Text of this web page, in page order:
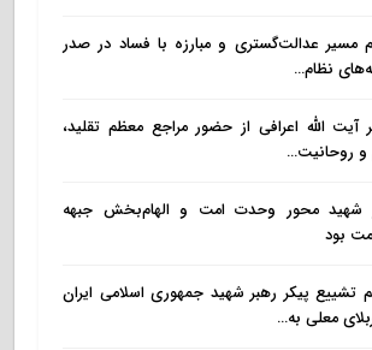
مسیر عدالت‌گستری و مبارزه با فساد در صدر
نظام…
آیت الله اعرافی از حضور مراجع معظم تقلید،
و روحانیت…
شهید محور وحدت امت و الهام‌بخش جبهه
بود
تشییع پیکر رهبر شهید جمهوری اسلامی ایران
معلی به…